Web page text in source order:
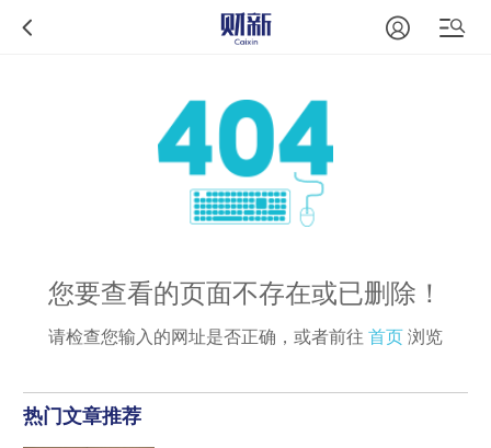
您要查看的页面不存在或已删除！
请检查您输入的网址是否正确，或者前往 首页 浏览
热门文章推荐